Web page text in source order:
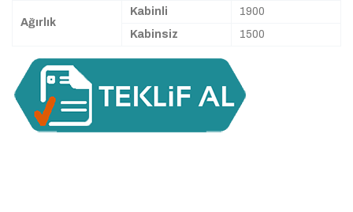
Ağırlık
Kabinli
1900
Kabinsiz
1500